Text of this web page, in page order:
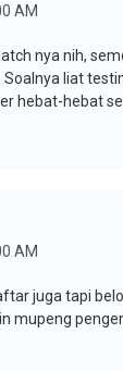
AM
nya nih,
Soalnya liat
hebat-hebat
AM
juga tapi
mupeng